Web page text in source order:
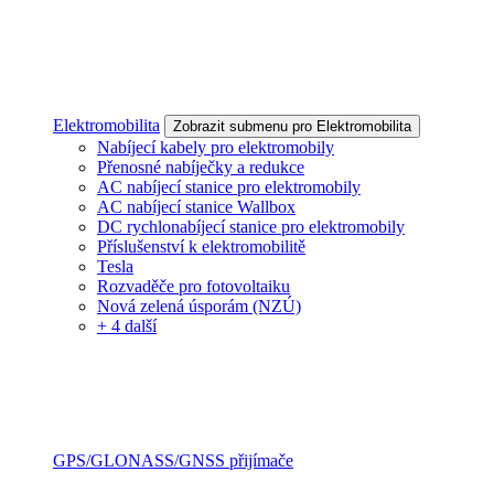
Elektromobilita Zobrazit submenu pro Elektromobilita
Nabíjecí kabely pro elektromobily
Přenosné nabíječky a redukce
AC nabíjecí stanice pro elektromobily
AC nabíjecí stanice Wallbox
DC rychlonabíjecí stanice pro elektromobily
Příslušenství k elektromobilitě
Tesla
Rozvaděče pro fotovoltaiku
Nová zelená úsporám (NZÚ)
+ 4 další
GPS/GLONASS/GNSS přijímače